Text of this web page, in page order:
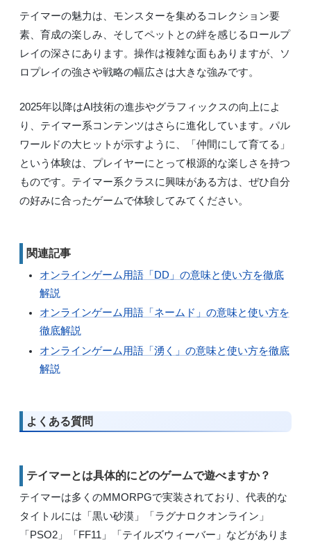
テイマーの魅力は、モンスターを集めるコレクション要
素、育成の楽しみ、そしてペットとの絆を感じるロールプ
レイの深さにあります。操作は複雑な面もありますが、ソ
ロプレイの強さや戦略の幅広さは大きな強みです。
2025年以降はAI技術の進歩やグラフィックスの向上によ
り、テイマー系コンテンツはさらに進化しています。パル
ワールドの大ヒットが示すように、「仲間にして育てる」
という体験は、プレイヤーにとって根源的な楽しさを持つ
ものです。テイマー系クラスに興味がある方は、ぜひ自分
の好みに合ったゲームで体験してみてください。
関連記事
オンラインゲーム用語「DD」の意味と使い方を徹底
解説
オンラインゲーム用語「ネームド」の意味と使い方を
徹底解説
オンラインゲーム用語「湧く」の意味と使い方を徹底
解説
よくある質問
テイマーとは具体的にどのゲームで遊べますか？
テイマーは多くのMMORPGで実装されており、代表的な
タイトルには「黒い砂漠」「ラグナロクオンライン」
「PSO2」「FF11」「テイルズウィーバー」などがありま